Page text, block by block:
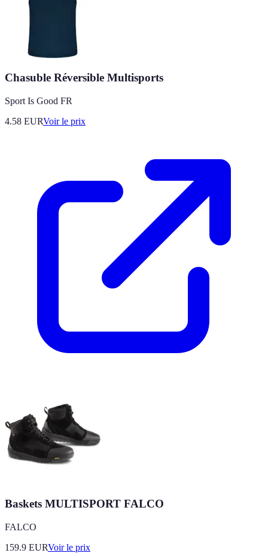
Chasuble Réversible Multisports
Sport Is Good FR
4.58 EURVoir le prix
Baskets MULTISPORT FALCO
FALCO
159.9 EURVoir le prix